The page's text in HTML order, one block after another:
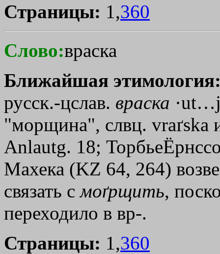
Страницы: 1,360
Слово:враска
Ближайшая
русск.-цслав. враска
"морщина", слвц. vraґska
Anlautg. 18;
Махека (KZ 64, 264)
связать смоґрщить,
переходило в вр-.
Страницы: 1,360